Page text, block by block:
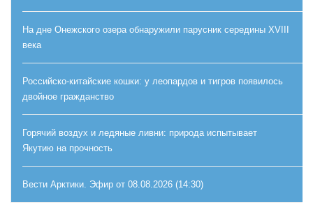
На дне Онежского озера обнаружили парусник середины XVIII
века
Российско-китайские кошки: у леопардов и тигров появилось
двойное гражданство
Горячий воздух и ледяные ливни: природа испытывает
Якутию на прочность
Вести Арктики. Эфир от 08.08.2026 (14:30)